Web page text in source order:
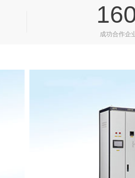
成功合作企